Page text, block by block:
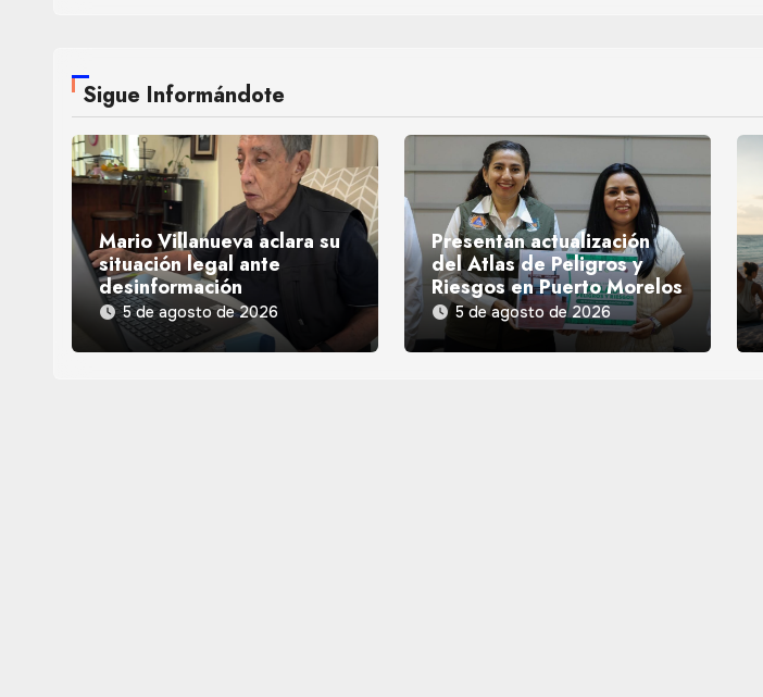
Sigue Informándote
Mario Villanueva aclara su
situación legal ante
desinformación
5 de agosto de 2026
Presentan actualización
del Atlas de Peligros y
Riesgos en Puerto Morelos
5 de agosto de 2026